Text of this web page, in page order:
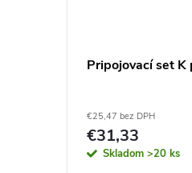
Pripojovací set
€25,47 bez DPH
€31,33
Skladom >20 ks